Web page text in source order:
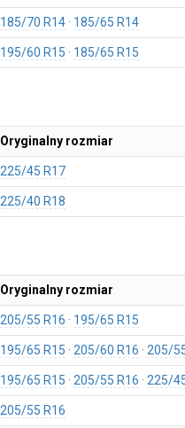
185/70 R14 185/65 R14
195/60 R15 185/65 R15
Oryginalny rozmiar
225/45 R17
225/40 R18
Oryginalny rozmiar
205/55 R16 195/65 R15
195/65 R15 205/60 R16 205/
195/65 R15 205/55 R16 225/
205/55 R16